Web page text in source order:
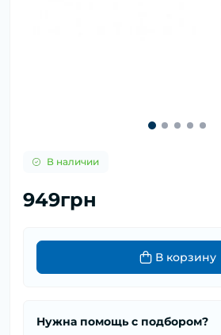
В наличии
949грн
В корзину
Нужна помощь с подбором?